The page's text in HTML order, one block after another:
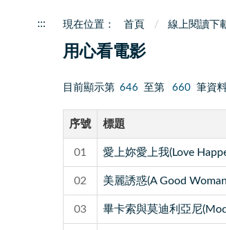
::: 首頁 線上閱讀下
用心看電影
目前顯示第 646 至第 660 筆資
序號 標題
01 愛上妳愛上我(Love
02 美麗誘惑(A Good
03 畢卡索與莫迪利亞尼